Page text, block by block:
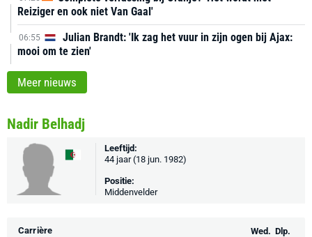
Reiziger en ook niet Van Gaal'
06:55
Julian Brandt: 'Ik zag het vuur in zijn ogen bij Ajax:
mooi om te zien'
Meer nieuws
Nadir Belhadj
Leeftijd:
44 jaar (18 jun. 1982)
Positie:
Middenvelder
Carrière Wed. Dlp.